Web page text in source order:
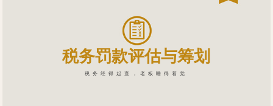
税务罚款评估与筹划
税务经得起查，老板睡得着觉